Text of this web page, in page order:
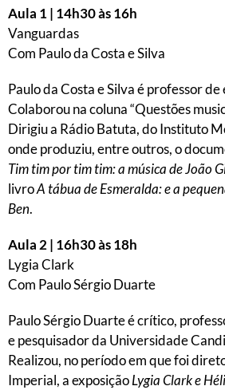
Aula 1 | 14h30 às 16h
Vanguardas
Com Paulo da Costa e Silva
Paulo da Costa e Silva é professor
Colaborou na coluna “Questões
Dirigiu a Rádio Batuta, do Instituto
onde produziu, entre outros, o
Tim tim por tim tim: a música de João
livroA tábua de Esmeralda: e a
Ben.
Aula 2 | 16h30 às 18h
Lygia Clark
Com Paulo Sérgio Duarte
Paulo Sérgio Duarte é crítico,
e pesquisador da Universidade
Realizou, no período em que foi
Imperial, a exposiçãoLygia Clark e